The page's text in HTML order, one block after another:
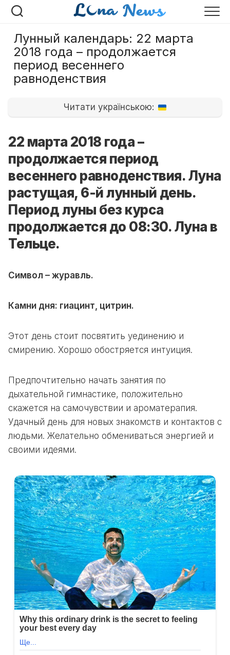
Перейти
Лунный календарь: 22 марта
2018 года – продолжается
период весеннего
равноденствия
Читати українською:
22 марта 2018 года –
продолжается период
весеннего равноденствия. Луна
растущая, 6-й лунный день.
Период луны без курса
продолжается до 08:30. Луна в
Тельце.
Символ – журавль.
Камни дня: гиацинт, цитрин.
Этот день стоит посвятить уединению и
смирению. Хорошо обостряется интуиция.
Предпочтительно начать занятия по
дыхательной гимнастике, положительно
скажется на самочувствии и ароматерапия.
Удачный день для новых знакомств и контактов с
людьми. Желательно обмениваться энергией и
своими идеями.